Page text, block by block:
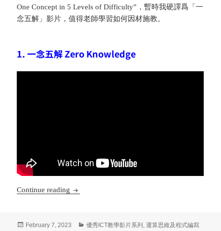
One Concept in 5 Levels of Difficulty”，暫時我硬譯爲「一
念五解」影片，值得老師學習如何因材施教。
1. 一念五解 Zero Knowledge
Continue reading 優秀ICT教學影片系列 (13) – 電腦知識「一
Posted
February 7, 2023 Categories
優秀ICT教學影片系列 ,運算思維及程式編寫